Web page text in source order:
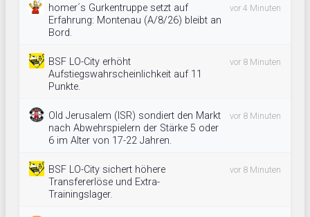
homer´s Gurkentruppe setzt auf
Erfahrung: Montenau (A/8/26) bleibt an
Bord.
vor 4 Minuten
BSF LO-City erhöht
Aufstiegswahrscheinlichkeit auf 11
Punkte.
vor 8 Minuten
Old Jerusalem (ISR) sondiert den Markt
nach Abwehrspielern der Stärke 5 oder
6 im Alter von 17-22 Jahren.
vor 8 Minuten
BSF LO-City sichert höhere
Transfererlöse und Extra-
Trainingslager.
vor 8 Minuten